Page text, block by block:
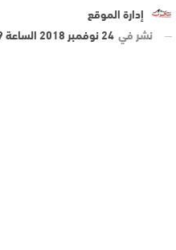
إدارة الموقع
نشر في24 نوفمبر 2018 الساعة 9 و 00 دقيقة